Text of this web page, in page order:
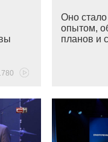
Оно
опытом,
планов и